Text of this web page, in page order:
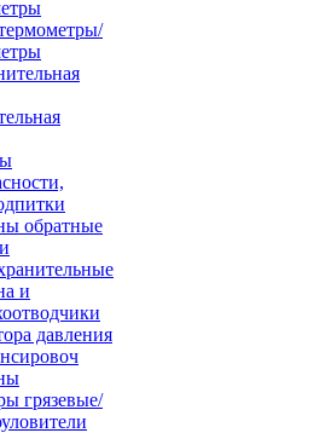
обратные
и
давления
грязевые/